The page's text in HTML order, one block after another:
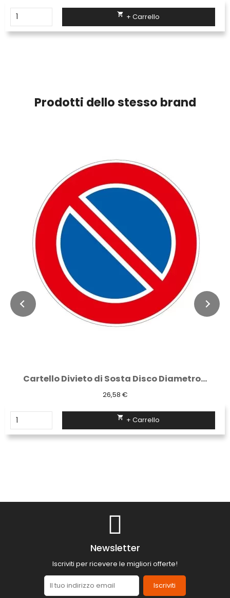
 + Carrello
Prodotti dello stesso brand
Cartello Divieto di Sosta Disco Diametro...
26,58 €
 + Carrello
Newsletter
Iscriviti per ricevere le migliori offerte!
Iscriviti